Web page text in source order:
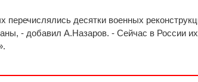
десятки военных
- добавил А.Назаров. - Сейчас в России их